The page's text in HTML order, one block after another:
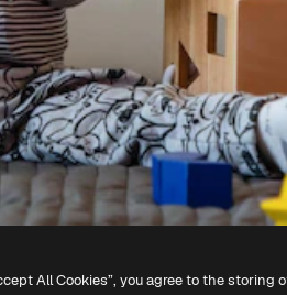
All Cookies”, you agree to the storing